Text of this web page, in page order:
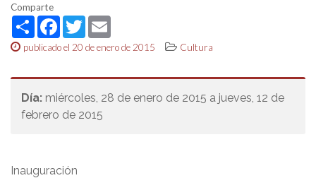
Comparte
ShareFacebook
Twitter
publicado el 20 de enero de 2015 Cultura
Día: miércoles, 28 de enero de 2015 a jueves, 12 de
febrero de 2015
Inauguración